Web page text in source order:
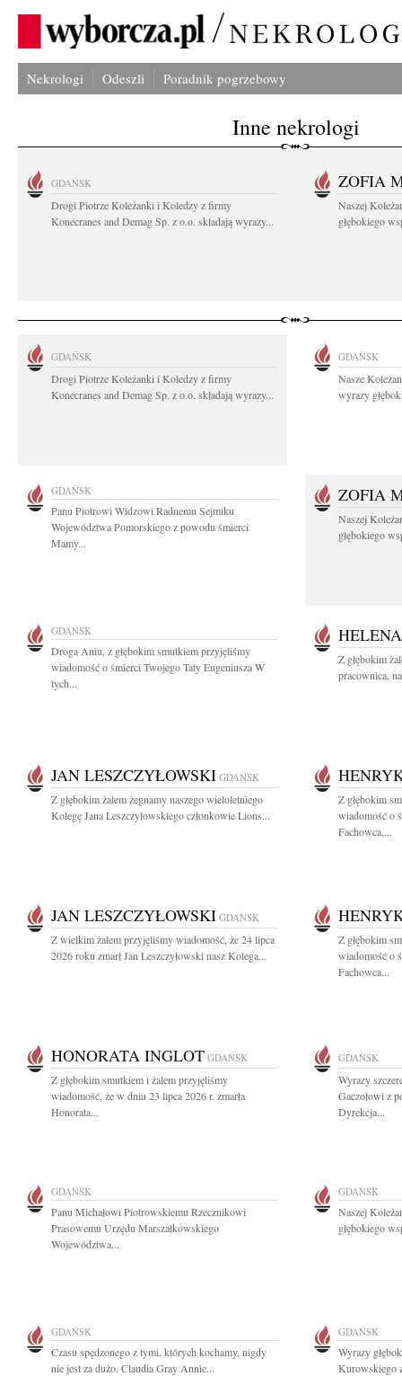
Nekrologi Odeszli Poradnik pogrzebowy
Inne nekrologi
GDAŃSK
Drogi Piotrze Koleżanki i Koledzy z firmy
Konecranes and Demag Sp. z o.o. składają wyrazy...
ZOFIA
Naszej
głębokiego
GDAŃSK
Drogi Piotrze Koleżanki i Koledzy z firmy
Konecranes and Demag Sp. z o.o. składają wyrazy...
GDAŃSK
Nasze
wyrazy
GDAŃSK
Panu Piotrowi Widzowi Radnemu Sejmiku
Województwa Pomorskiego z powodu śmierci
Mamy...
ZOFIA
Naszej
głębokiego
GDAŃSK
Droga Aniu, z głębokim smutkiem przyjęliśmy
wiadomość o śmierci Twojego Taty Eugeniusza W
tych...
Z głębokim
pracownica,
JAN LESZCZYŁOWSKI GDAŃSK
Z głębokim żalem żegnamy naszego wieloletniego
Kolegę Jana Leszczyłowskiego członkowie Lions...
Z głębokim
wiadomość o
Fachowca,...
JAN LESZCZYŁOWSKI GDAŃSK
Z wielkim żalem przyjęliśmy wiadomość, że 24 lipca
2026 roku zmarł Jan Leszczyłowski nasz Kolega...
Z głębokim
wiadomość o
Fachowca...
HONORATA INGLOT GDAŃSK
Z głębokim smutkiem i żalem przyjęliśmy
wiadomość, że w dniu 23 lipca 2026 r. zmarła
Honorata...
GDAŃSK
Wyrazy
Gaczołowi z
Dyrekcja...
GDAŃSK
Panu Michałowi Piotrowskiemu Rzecznikowi
Prasowemu Urzędu Marszałkowskiego
Województwa...
GDAŃSK
Naszej
głębokiego
GDAŃSK
Czasu spędzonego z tymi, których kochamy, nigdy
nie jest za dużo. Claudia Gray Annie...
GDAŃSK
Wyrazy
Kurowskiego